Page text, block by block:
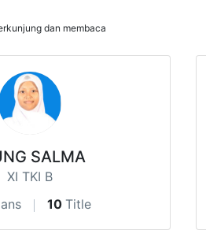
dan membaca
SALMA
XI TKI B
10 Title